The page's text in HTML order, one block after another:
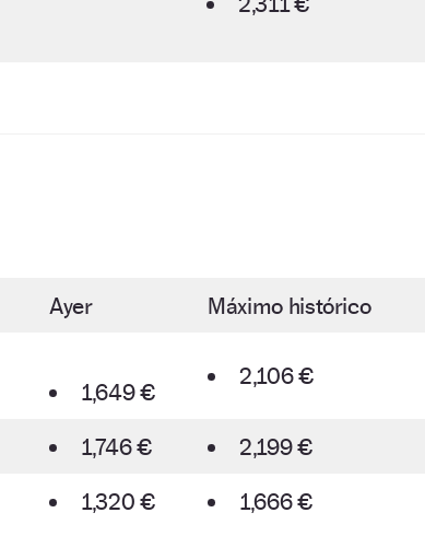
Ayer Máximo histórico
1,649 €
2,106 €
1,746 €
2,199 €
1,320 € 1,666 €